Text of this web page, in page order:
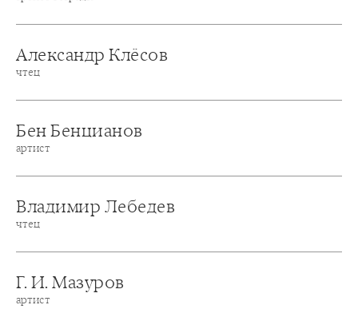
Александр Клёсов
чтец
Бен Бенцианов
артист
Владимир Лебедев
чтец
Г. И. Мазуров
артист